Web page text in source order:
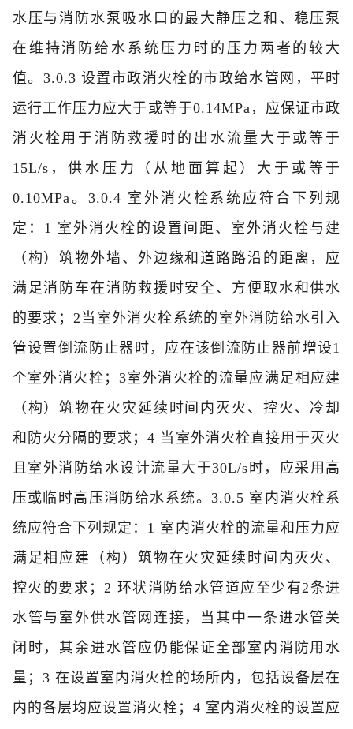
水压与消防水泵吸水口的最大静压之和、稳压泵
在维持消防给水系统压力时的压力两者的较大
值。 3.0.3 设置市政消火栓的市政给水管网，平时
运行工作压力应大于或等于0.14MPa，应保证市政
消火栓用于消防救援时的出水流量大于或等于
15L/s，供水压力（从地面算起）大于或等于
0.10MPa。 3.0.4 室外消火栓系统应符合下列规
定： 1 室外消火栓的设置间距、室外消火栓与建
（构）筑物外墙、外边缘和道路路沿的距离，应
满足消防车在消防救援时安全、方便取水和供水
的要求； 2当室外消火栓系统的室外消防给水引入
管设置倒流防止器时，应在该倒流防止器前增设1
个室外消火栓； 3室外消火栓的流量应满足相应建
（构）筑物在火灾延续时间内灭火、控火、冷却
和防火分隔的要求；4 当室外消火栓直接用于灭火
且室外消防给水设计流量大于30L/s时，应采用高
压或临时高压消防给水系统。 3.0.5 室内消火栓系
统应符合下列规定： 1 室内消火栓的流量和压力应
满足相应建（构）筑物在火灾延续时间内灭火、
控火的要求；2 环状消防给水管道应至少有2条进
水管与室外供水管网连接，当其中一条进水管关
闭时，其余进水管应仍能保证全部室内消防用水
量； 3 在设置室内消火栓的场所内，包括设备层在
内的各层均应设置消火栓； 4 室内消火栓的设置应